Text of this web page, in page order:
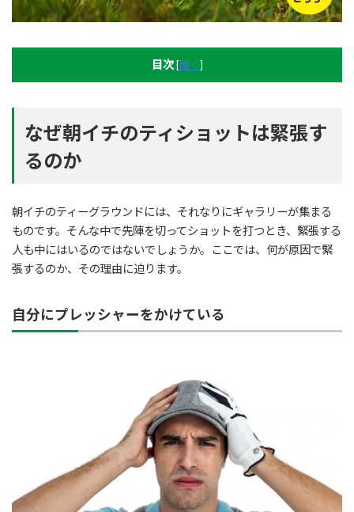
目次 [開く ]
なぜ朝イチのティショットは緊張す
るのか
朝イチのティーグラウンドには、それなりにギャラリーが集まる
ものです。そんな中で先陣を切ってショットを打つとき、緊張する
人も中にはいるのではないでしょうか。ここでは、何が原因で緊
張するのか、その理由に迫ります。
自分にプレッシャーをかけている